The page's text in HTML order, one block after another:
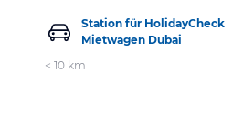
Station für HolidayCheck
Mietwagen Dubai
< 10 km